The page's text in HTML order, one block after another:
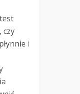
czy
i